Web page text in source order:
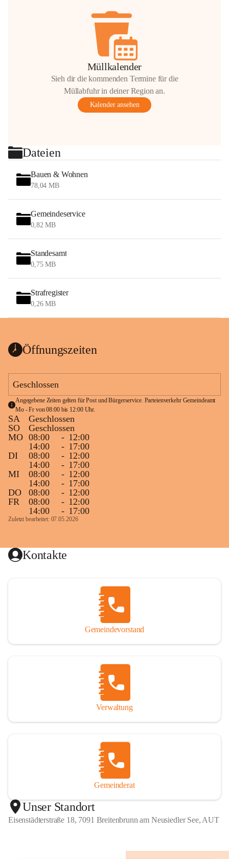
Müllkalender
Sieh dir die kommenden Termine für die
Müllabfuhr in deiner Region an.
Kalender ansehen
Dateien
Bauen & Wohnen
78,04 MB
Gemeindeservice
0,82 MB
Standesamt
0,75 MB
Strafregister
0,26 MB
Öffnungszeiten
Geschlossen
Angegebene Zeiten gelten für Post und Bürgerservice. Parteienverkehr Gemeindeamt
Mo - Fr von 08:00 bis 12:00 Uhr.
SA
Geschlossen
SO
Geschlossen
MO 08:00 - 12:00
14:00
- 17:00
DI
08:00 - 12:00
14:00
- 17:00
MI
08:00 - 12:00
14:00
- 17:00
DO
08:00 - 12:00
FR
08:00 - 12:00
14:00
- 17:00
Zuletzt bearbeitet: 07.05.2026
Kontakte
Gemeindevorstand
Verwaltung
Gemeinderat
Unser Standort
Eisenstädterstraße 18, 7091 Breitenbrunn am Neusiedler See, AUT